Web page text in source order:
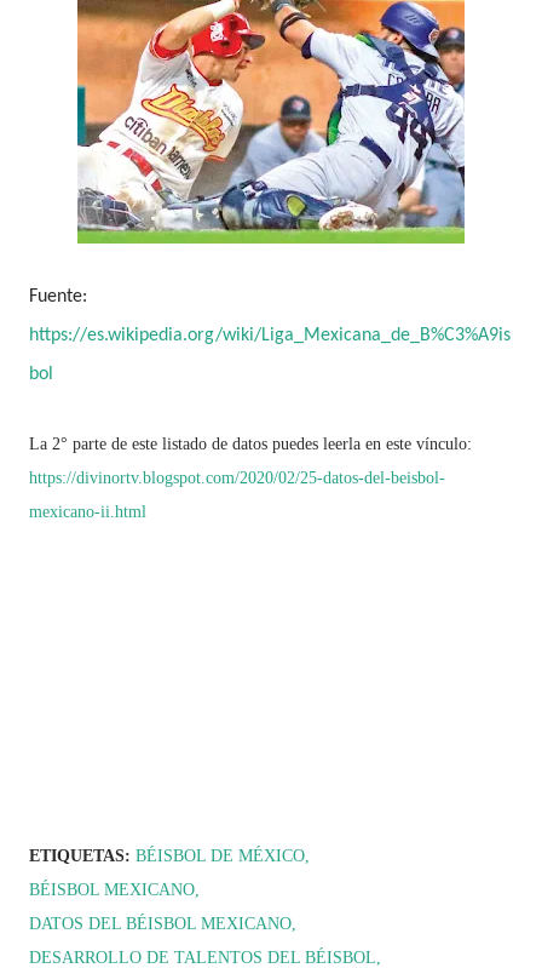
Fuente:
https://es.wikipedia.org/wiki/Liga_Mexicana_de_B%C3%A9is
bol
La 2° parte de este listado de datos puedes leerla en este vínculo:
https://divinortv.blogspot.com/2020/02/25-datos-del-beisbol-
mexicano-ii.html
ETIQUETAS: BÉISBOL DE MÉXICO
BÉISBOL MEXICANO
DATOS DEL BÉISBOL MEXICANO
DESARROLLO DE TALENTOS DEL BÉISBOL